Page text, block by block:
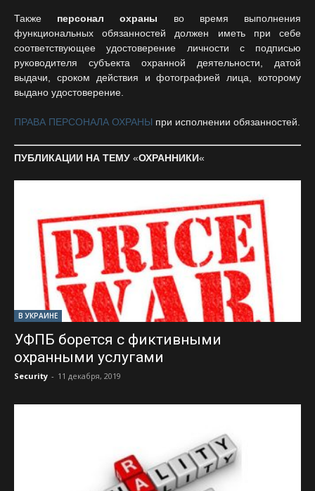
Также персонал охраны во время выполнения
функциональных обязанностей должен иметь при себе
соответствующее удостоверение личности с подписью
руководителя субъекта охранной деятельности, датой
выдачи, сроком действия и фотографией лица, которому
выдано удостоверение.
ПРАВА ПЕРСОНАЛА ОХРАНЫ при исполнении обязанностей.
ПУБЛИКАЦИИ НА ТЕМУ «ОХРАННИКИ«
В УКРАИНЕ
УФПБ борется с фиктивными
охранными услугами
Security - 11 декабря, 2019